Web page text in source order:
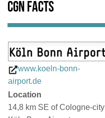
CGN Facts
www.koeln-bonn-
airport.de
Location
14,8 km SE of Cologne-city